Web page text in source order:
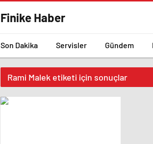
Finike Haber
Son Dakika Servisler Gündem
Rami Malek etiketi için sonuçlar